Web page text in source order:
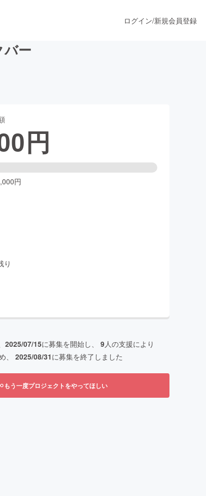
ファッション
ログイン/新規会員登録
バー
円
円
り
2025/07/15に募集を開始し、 9人の支援により
、 2025/08/31に募集を終了しました
もう一度プロジェクトをやってほしい